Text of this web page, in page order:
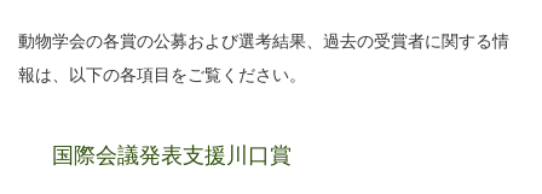
動物学会の各賞の公募および選考結果、過去の受賞者に関する情
報は、以下の各項目をご覧ください。
国際会議発表支援川口賞